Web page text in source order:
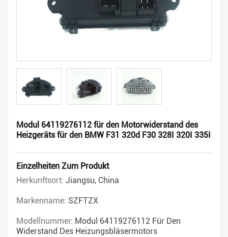
Modul 64119276112 für den Motorwiderstand des
Heizgeräts für den BMW F31 320d F30 328I 320I 335I
Einzelheiten Zum Produkt
Herkunftsort: Jiangsu, China
Markenname: SZFTZX
Modellnummer: Modul 64119276112 Für Den
Widerstand Des Heizungsbläsermotors